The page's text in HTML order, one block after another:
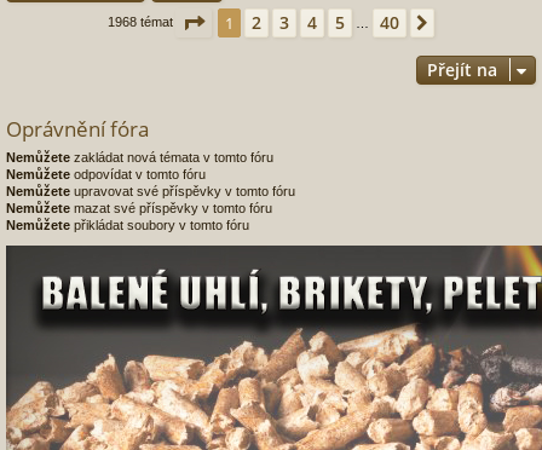
1968 témat Stránka 1z 40
1 2 3 4 5 40
Přejít na
Oprávnění fóra
Nemůžete zakládat nová témata v tomto fóru
Nemůžete odpovídat v tomto fóru
Nemůžete upravovat své příspěvky v tomto fóru
Nemůžete mazat své příspěvky v tomto fóru
Nemůžete přikládat soubory v tomto fóru